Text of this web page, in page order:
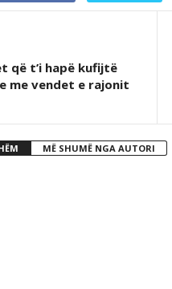
që t’i hapë kufijtë
me vendet e rajonit
MË SHUMË NGA AUTORI